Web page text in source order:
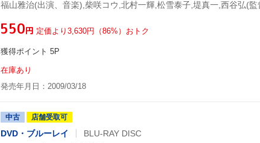
¥550円 定価より3,630円（86%）おトク
獲得ポイント 5P
在庫あり
発売年月日：2009/03/18
中古 店舗受取可
DVD・ブルーレイ BLU-RAY DISC